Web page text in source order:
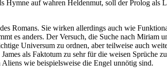
auf wahren Heldenmut, soll der Prolog als
Romans. Sie wirken allerdings auch wie
es anders. Der Versuch, die Suche nach Miriam
Universum zu ordnen, aber teilweise auch
als Faktotum zu sehr für die weisen Sprüche
wie beispielsweise die Engel unnötig sind.